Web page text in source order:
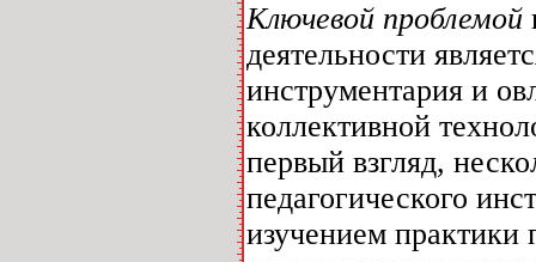
Ключевой проблемой
деятельности
инструментария и
коллективной
первый взгляд,
педагогического
изучением практики